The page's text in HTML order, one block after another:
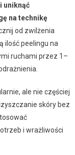
uniknąć
na technikę
od zwilżenia
ilość peelingu na
ruchami przez 1–
ale nie częściej
skóry bez
i wrażliwości